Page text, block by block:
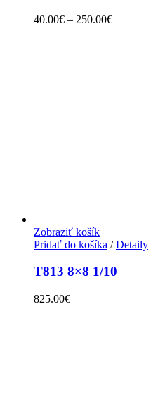
40.00€ – 250.00€
Zobraziť košík
Pridať do košíka / Detaily
T813 8×8 1/10
825.00€